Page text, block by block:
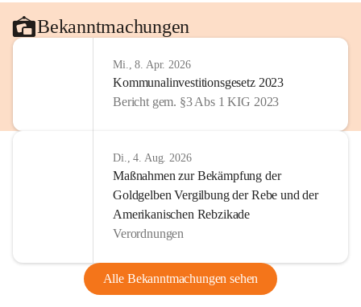
Bekanntmachungen
Mi., 8. Apr. 2026
Kommunalinvestitionsgesetz 2023
Bericht gem. §3 Abs 1 KIG 2023
Di., 4. Aug. 2026
Maßnahmen zur Bekämpfung der
Goldgelben Vergilbung der Rebe und der
Amerikanischen Rebzikade
Verordnungen
Alle Bekanntmachungen sehen